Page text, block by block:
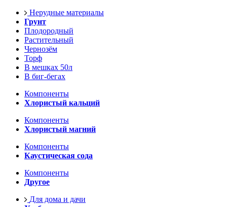
Нерудные материалы
Грунт
Плодородный
Растительный
Чернозём
Торф
В мешках 50л
В биг-бегах
Компоненты
Хлористый кальций
Компоненты
Хлористый магний
Компоненты
Каустическая сода
Компоненты
Другое
Для дома и дачи